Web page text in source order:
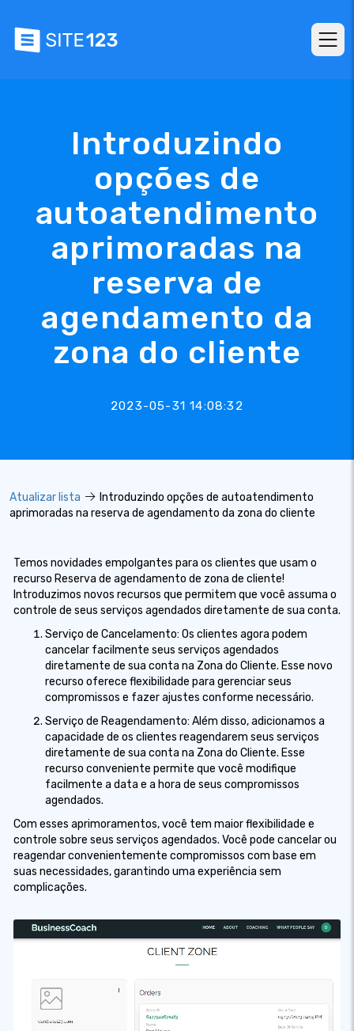
Introduzindo
opções de
autoatendimento
aprimoradas na
reserva de
agendamento da
zona do cliente
2023-05-31 14:08:32
Atualizar lista
Introduzindo opções de autoatendimento
aprimoradas na reserva de agendamento da zona do cliente
Temos novidades empolgantes para os clientes que usam o
recurso Reserva de agendamento de zona de cliente!
Introduzimos novos recursos que permitem que você assuma o
controle de seus serviços agendados diretamente de sua conta.
Serviço de Cancelamento: Os clientes agora podem
cancelar facilmente seus serviços agendados
diretamente de sua conta na Zona do Cliente. Esse novo
recurso oferece flexibilidade para gerenciar seus
compromissos e fazer ajustes conforme necessário.
Serviço de Reagendamento: Além disso, adicionamos a
capacidade de os clientes reagendarem seus serviços
diretamente de sua conta na Zona do Cliente. Esse
recurso conveniente permite que você modifique
facilmente a data e a hora de seus compromissos
agendados.
Com esses aprimoramentos, você tem maior flexibilidade e
controle sobre seus serviços agendados. Você pode cancelar ou
reagendar convenientemente compromissos com base em
suas necessidades, garantindo uma experiência sem
complicações.